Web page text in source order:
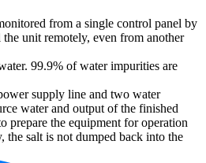
from a single control panel by
unit remotely, even from another
99.9% of water impurities are
supply line and two water
water and output of the finished
prepare the equipment for operation
salt is not dumped back into the